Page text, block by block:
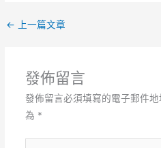
← 上一篇文章
發佈留言
發佈留言必須填寫的電子郵件地
為 *